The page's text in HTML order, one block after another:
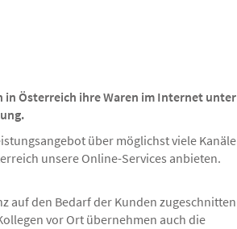
in Österreich ihre Waren im Internet unter
über möglichst viele Kanäle
unsere Online-Services anbieten.
auf den Bedarf der Kunden zugeschnitten
vor Ort übernehmen auch die